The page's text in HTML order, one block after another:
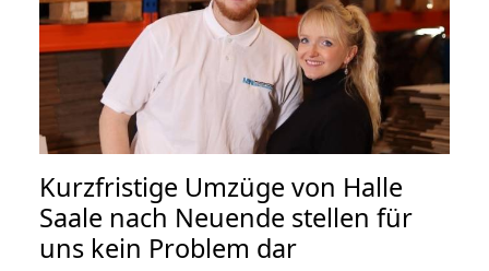
Kurzfristige Umzüge von Halle
Saale nach Neuende stellen für
uns kein Problem dar